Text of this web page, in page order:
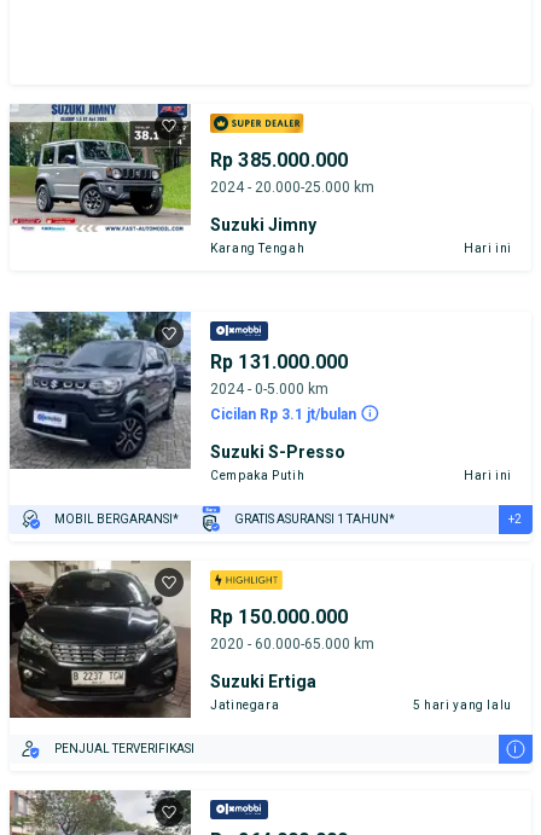
Rp 385.000.000
2024 - 20.000-25.000 km
Suzuki Jimny
Karang Tengah Hari ini
Rp 131.000.000
2024 - 0-5.000 km
Cicilan Rp 3.1 jt/bulan
Suzuki S-Presso
Cempaka Putih Hari ini
MOBIL BERGARANSI* GRATIS ASURANSI 1 TAHUN* +2
Rp 150.000.000
2020 - 60.000-65.000 km
Suzuki Ertiga
Jatinegara 5 hari yang lalu
PENJUAL TERVERIFIKASI i